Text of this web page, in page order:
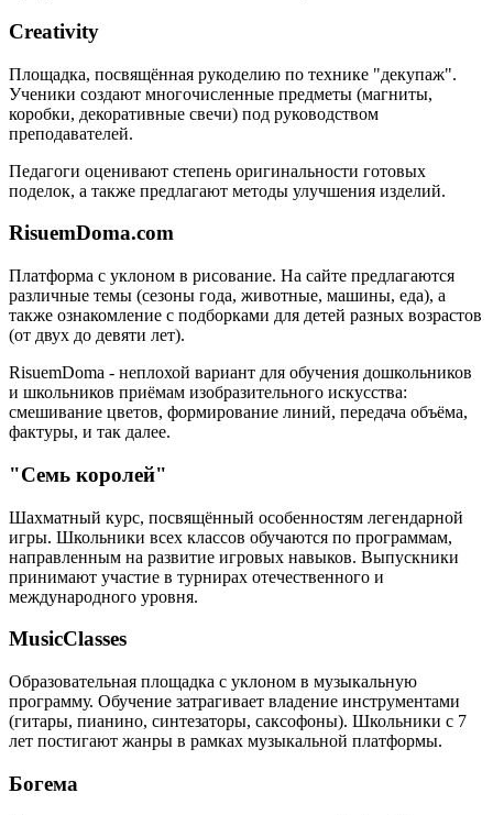
Creativity
Площадка, посвящённая рукоделию по технике "декупаж".
Ученики создают многочисленные предметы (магниты,
коробки, декоративные свечи) под руководством
преподавателей.
Педагоги оценивают степень оригинальности готовых
поделок, а также предлагают методы улучшения изделий.
RisuemDoma.com
Платформа с уклоном в рисование. На сайте предлагаются
различные темы (сезоны года, животные, машины, еда), а
также ознакомление с подборками для детей разных возрастов
(от двух до девяти лет).
RisuemDoma - неплохой вариант для обучения дошкольников
и школьников приёмам изобразительного искусства:
смешивание цветов, формирование линий, передача объёма,
фактуры, и так далее.
"Семь королей"
Шахматный курс, посвящённый особенностям легендарной
игры. Школьники всех классов обучаются по программам,
направленным на развитие игровых навыков. Выпускники
принимают участие в турнирах отечественного и
международного уровня.
MusicClasses
Образовательная площадка с уклоном в музыкальную
программу. Обучение затрагивает владение инструментами
(гитары, пианино, синтезаторы, саксофоны). Школьники с 7
лет постигают жанры в рамках музыкальной платформы.
Богема